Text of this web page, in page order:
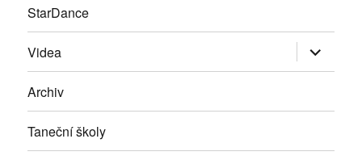
StarDance
Videa Zobrazit
položky
Archiv
Taneční školy